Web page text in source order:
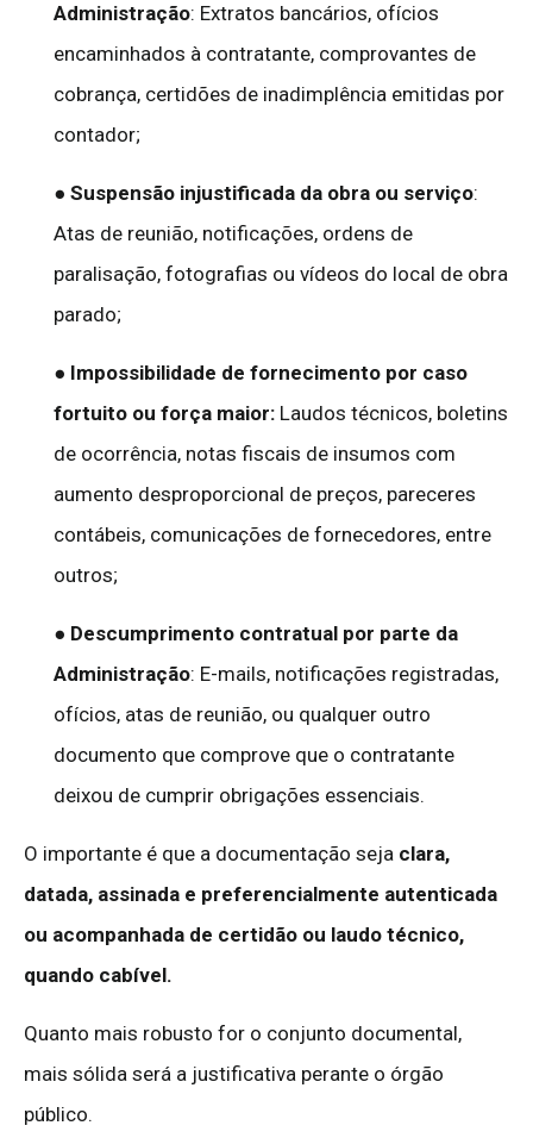
Administração: Extratos bancários, ofícios
encaminhados à contratante, comprovantes de
cobrança, certidões de inadimplência emitidas por
contador;
● Suspensão injustificada da obra ou serviço:
Atas de reunião, notificações, ordens de
paralisação, fotografias ou vídeos do local de obra
parado;
● Impossibilidade de fornecimento por caso
fortuito ou força maior: Laudos técnicos, boletins
de ocorrência, notas fiscais de insumos com
aumento desproporcional de preços, pareceres
contábeis, comunicações de fornecedores, entre
outros;
● Descumprimento contratual por parte da
Administração: E-mails, notificações registradas,
ofícios, atas de reunião, ou qualquer outro
documento que comprove que o contratante
deixou de cumprir obrigações essenciais.
O importante é que a documentação seja clara,
datada, assinada e preferencialmente autenticada
ou acompanhada de certidão ou laudo técnico,
quando cabível.
Quanto mais robusto for o conjunto documental,
mais sólida será a justificativa perante o órgão
público.